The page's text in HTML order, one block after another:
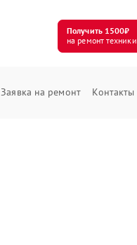
Получить 1500₽
на ремонт техники
Заявка на ремонт Контакты